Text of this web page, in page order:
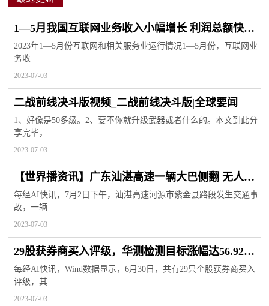
1—5月我国互联网业务收入小幅增长 利润总额快速
增长_世界实时
2023年1—5月份互联网和相关服务业运行情况1—5月份，互联网业
务收...
2023-07-03
二战前线决斗版视频_二战前线决斗版|全球要闻
1、好像是50多级。2、要不你就升级武器或者什么的。本文到此分
享完毕，
2023-07-03
【世界播资讯】广东汕湛高速一辆大巴侧翻 无人员
死亡或重伤
每经AI快讯，7月2日下午，汕湛高速河源市紫金县路段发生交通事
故，一辆
2023-07-03
29股获券商买入评级，华测检测目标涨幅达56.92%-
全球视点
每经AI快讯，Wind数据显示，6月30日，共有29只个股获券商买入
评级，其
2023-07-03